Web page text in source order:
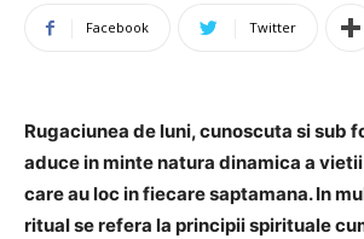
Facebook Twitter
Rugaciunea de luni, cunoscuta si sub
aduce in minte natura dinamica a
care au loc in fiecare saptamana. In
ritual se refera la principii spirituale